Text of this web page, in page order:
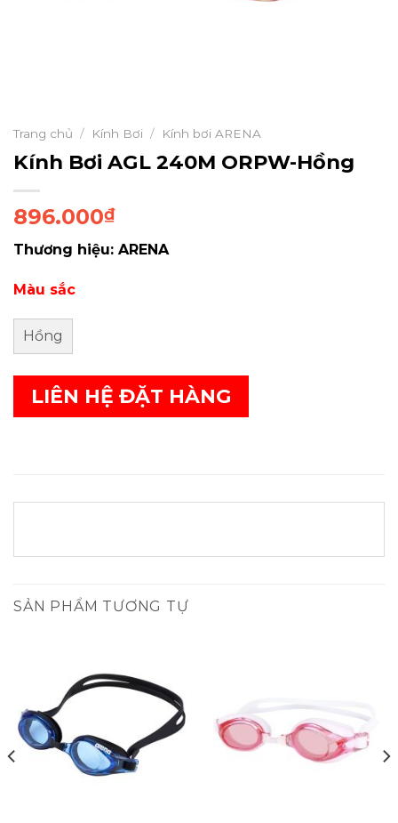
Trang chủ / Kính Bơi / Kính bơi ARENA
Kính Bơi AGL 240M ORPW-Hồng
896.000₫
Thương hiệu: ARENA
Màu sắc
Hồng
LIÊN HỆ ĐẶT HÀNG
SẢN PHẨM TƯƠNG TỰ